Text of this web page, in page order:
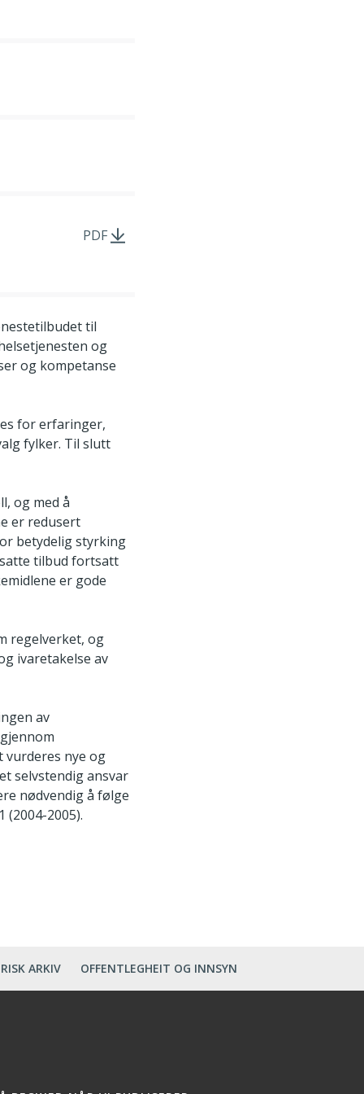
PDF
til
og
og kompetanse
for erfaringer,
fylker. Til slutt
og med å
er redusert
betydelig styrking
tilbud fortsatt
er gode
regelverket, og
ivaretakelse av
av
nye og
selvstendig ansvar
nødvendig å følge
2005).
ARKIV OFFENTLEGHEIT OG INNSYN